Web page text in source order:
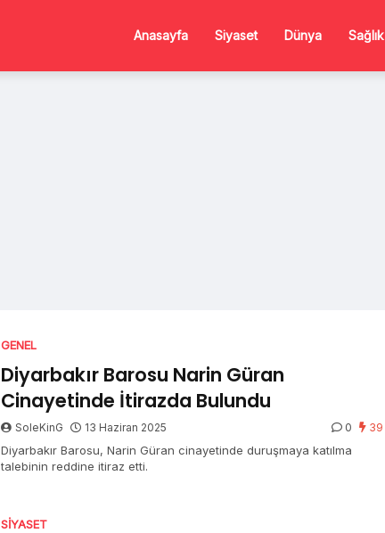
Anasayfa Siyaset Dünya Sağlık
GENEL
Diyarbakır Barosu Narin Güran
Cinayetinde İtirazda Bulundu
SoleKinG 13 Haziran 2025 0 39
Diyarbakır Barosu, Narin Güran cinayetinde duruşmaya katılma
talebinin reddine itiraz etti.
SIYASET